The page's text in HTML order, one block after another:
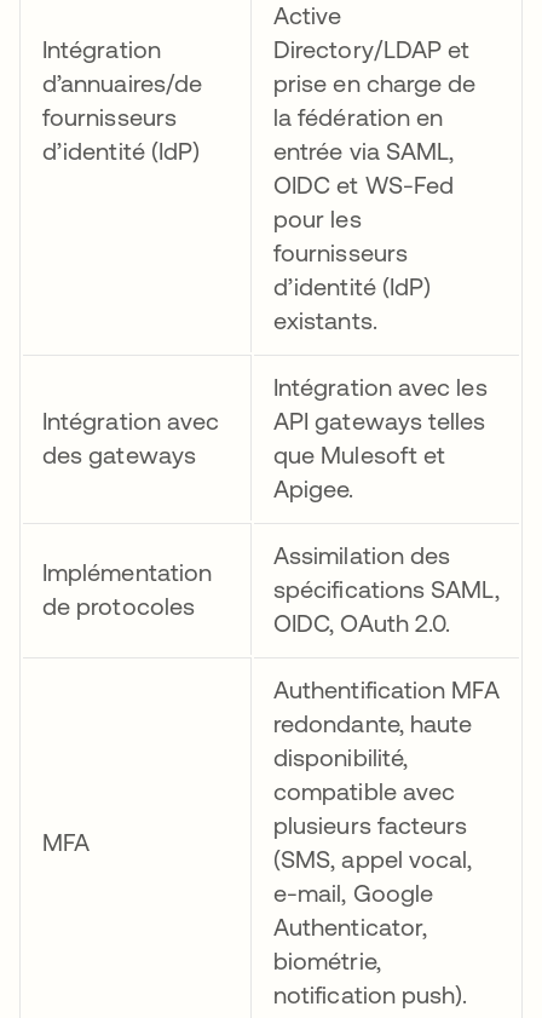
Intégration
d’annuaires/de
fournisseurs
d’identité (IdP)
Active
Directory/LDAP et
prise en charge de
la fédération en
entrée via SAML,
OIDC et WS-Fed
pour les
fournisseurs
d’identité (IdP)
existants.
Intégration avec
des gateways
Intégration avec les
API gateways telles
que Mulesoft et
Apigee.
Implémentation
de protocoles
Assimilation des
spécifications SAML,
OIDC, OAuth 2.0.
MFA
Authentification MFA
redondante, haute
disponibilité,
compatible avec
plusieurs facteurs
(SMS, appel vocal,
e-mail, Google
Authenticator,
biométrie,
notification push).